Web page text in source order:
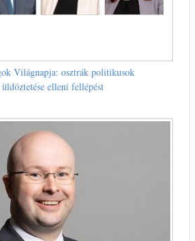
Világnapja: osztrák politikusok
elleni fellépést